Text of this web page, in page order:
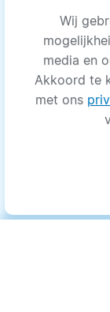
Wij
media en
Akkoord te
met ons